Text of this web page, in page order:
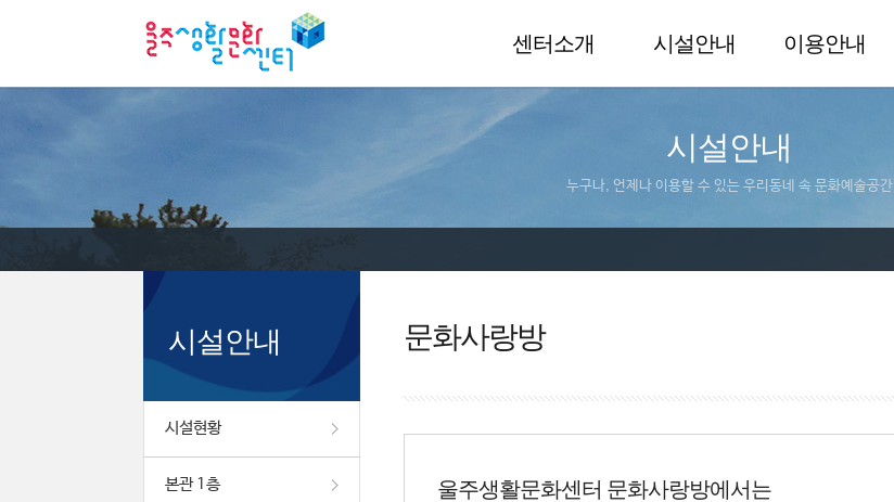
센터소개 시설안내 이용안내
시설안내
누구나, 언제나 이용할 수 있는 우리동네 속 문화예술공간
시설안내
시설현황
본관 1층
문화사랑방
울주생활문화센터 문화사랑방에서는